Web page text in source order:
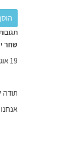
שחר
19 אוגוסט, 2015
תודה